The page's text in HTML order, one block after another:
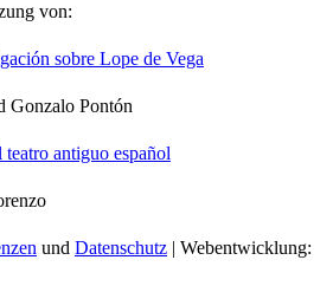
von:
sobre Lope de Vega
Gonzalo Pontón
teatro antiguo español
und Datenschutz | Webentwicklung: